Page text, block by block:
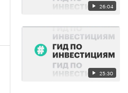
26:04
25:30